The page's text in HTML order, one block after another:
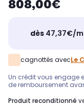
808,00€
dès 47,37€/
cagnottés avecLe
Un crédit vous engage
de remboursement
produit reconditionné